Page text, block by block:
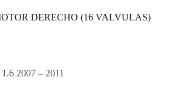
DERECHO (16 VALVULAS)
2007 – 2011